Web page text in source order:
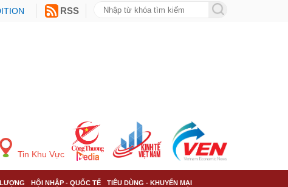
RSS
Tin Khu Vực
HỘI NHẬP - QUỐC TẾ TIÊU DÙNG - KHUYẾN MẠI